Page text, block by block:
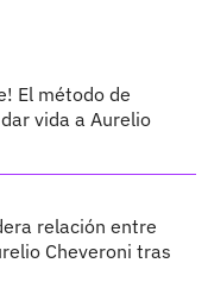
El método de
vida a Aurelio
relación entre
Cheveroni tras